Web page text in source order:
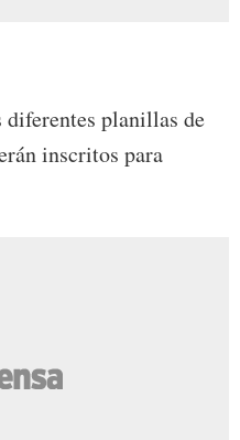
diferentes planillas de
inscritos para